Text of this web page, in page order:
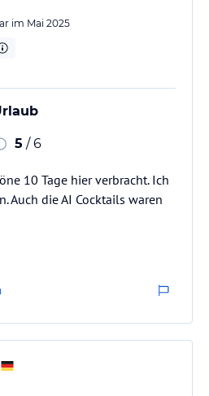
im Mai 2025
5 / 6
10 Tage hier verbracht. Ich
Auch die AI Cocktails waren